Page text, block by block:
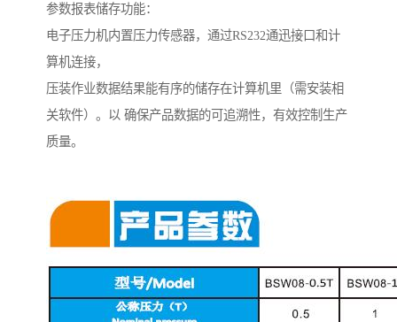
参数报表储存功能：
电子压力机内置压力传感器，通过RS232通迅接口和计
算机连接，
压装作业数据结果能有序的储存在计算机里（需安装相
关软件）。以 确保产品数据的可追溯性，有效控制生产
质量。